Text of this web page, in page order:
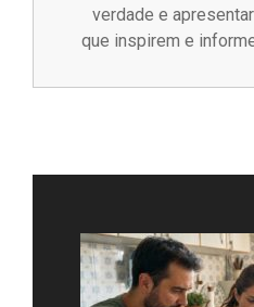
verdade e
que inspirem e